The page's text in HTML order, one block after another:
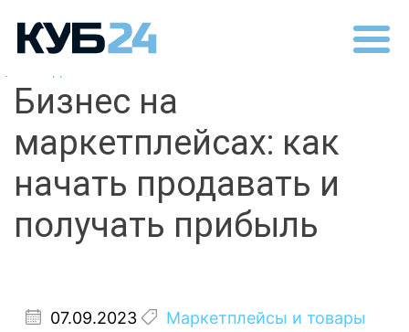
Бизнес на
маркетплейсах: как
начать продавать и
получать прибыль
07.09.2023 Маркетплейсы и товары